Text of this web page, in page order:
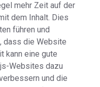
mehr Zeit auf der
dem Inhalt. Dies
führen und
dass die Website
kann eine gute
Websites dazu
und die